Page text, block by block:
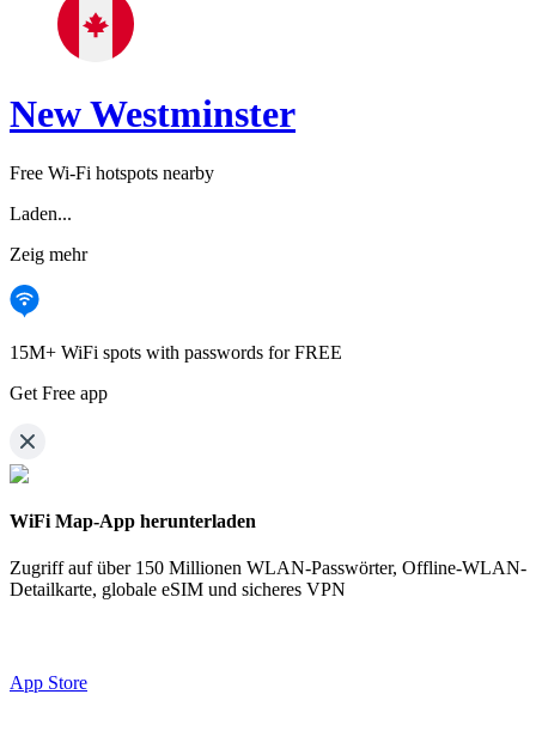
New Westminster
Free Wi-Fi hotspots nearby
Laden...
Zeig mehr
15M+ WiFi spots with passwords for FREE
Get Free app
WiFi Map-App herunterladen
Zugriff auf über 150 Millionen WLAN-Passwörter, Offline-WLAN-
Detailkarte, globale eSIM und sicheres VPN
App Store